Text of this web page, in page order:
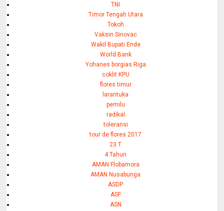
TNI
Timor Tengah Utara
Tokoh
Vaksin Sinovac
Wakil Bupati Ende
World Bank
Yohanes borgias Riga
coklit KPU
flores timur
larantuka
pemilu
radikal
toleransi
tour de flores 2017
23 T
4 Tahun
AMAN Flobamora
AMAN Nusabunga
ASDP
ASF
ASN